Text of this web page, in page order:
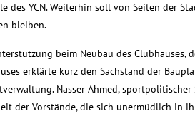
des YCN. Weiterhin soll von Seiten der
bleiben.
beim Neubau des Clubhauses,
erklärte kurz den Sachstand der
Nasser Ahmed, sportpolitischer
der Vorstände, die sich unermüdlich in